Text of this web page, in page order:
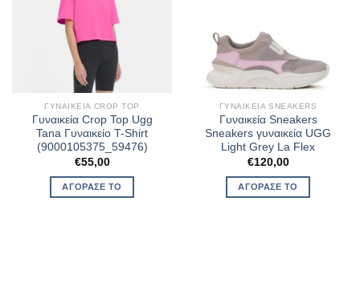
ΓΥΝΑΙΚΕΊΑ CROP TOP
Γυναικεία Crop Top Ugg
Tana Γυναικείο T-Shirt
(9000105375_59476)
€55,00
ΑΓΌΡΑΣΈ ΤΟ
ΓΥΝΑΙΚΕΊΑ SNEAKERS
Γυναικεία Sneakers
Sneakers γυναικεία UGG
Light Grey La Flex
€120,00
ΑΓΌΡΑΣΈ ΤΟ